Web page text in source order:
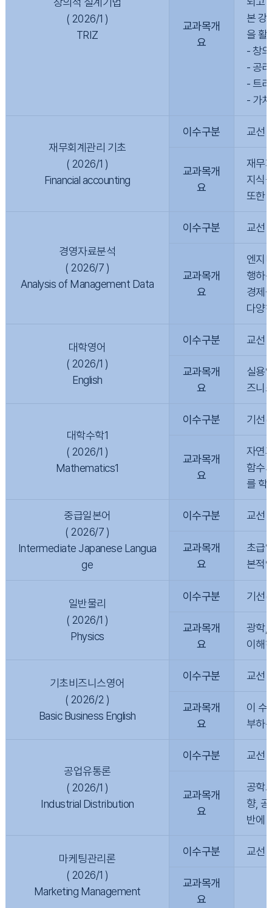
( 2026/1 )
TRIZ
교과목개
요
본 강
을 활
- 창
- 공
- 트
- 가
재무회계관리 기초
( 2026/1 )
Financial accounting
이수구분 교선
교과목개
요
재무
지식
또한
경영자료분석
( 2026/7 )
Analysis of Management Data
이수구분 교선
교과목개
요
엔지
행하
경제
다양
대학영어
( 2026/1 )
English
이수구분 교선
교과목개
요
실용
즈니
대학수학1
( 2026/1 )
Mathematics1
이수구분 기선(
교과목개
요
자연
함수
를 학
중급일본어
( 2026/7 )
Intermediate Japanese Langua
ge
이수구분 교선
교과목개
요
초급
본적
일반물리
( 2026/1 )
Physics
이수구분 기선(
교과목개
요
광학,
이해
기초비즈니스영어
( 2026/2 )
Basic Business English
이수구분 교선
교과목개
요
이 수
부하
공업유통론
( 2026/1 )
Industrial Distribution
이수구분 교선
교과목개
요
공학
향,
반에
마케팅관리론
( 2026/1 )
Marketing Management
이수구분 교선
교과목개
요